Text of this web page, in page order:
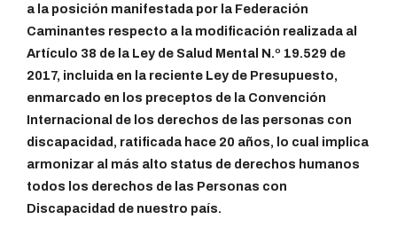
a la posición manifestada por la Federación
Caminantes respecto a la modificación realizada al
Artículo 38 de la Ley de Salud Mental N.º 19.529 de
2017, incluida en la reciente Ley de Presupuesto,
enmarcado en los preceptos de la Convención
Internacional de los derechos de las personas con
discapacidad, ratificada hace 20 años, lo cual implica
armonizar al más alto status de derechos humanos
todos los derechos de las Personas con
Discapacidad de nuestro país.